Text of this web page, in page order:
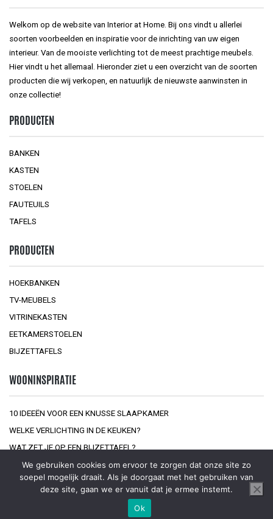
Welkom op de website van Interior at Home. Bij ons vindt u allerlei
soorten voorbeelden en inspiratie voor de inrichting van uw eigen
interieur. Van de mooiste verlichting tot de meest prachtige meubels.
Hier vindt u het allemaal. Hieronder ziet u een overzicht van de soorten
producten die wij verkopen, en natuurlijk de nieuwste aanwinsten in
onze collectie!
PRODUCTEN
BANKEN
KASTEN
STOELEN
FAUTEUILS
TAFELS
PRODUCTEN
HOEKBANKEN
TV-MEUBELS
VITRINEKASTEN
EETKAMERSTOELEN
BIJZETTAFELS
WOONINSPIRATIE
10 IDEEËN VOOR EEN KNUSSE SLAAPKAMER
WELKE VERLICHTING IN DE KEUKEN?
WAT ZET JE OP EEN BIJZETTAFEL?
Interior at Home
We gebruiken cookies om ervoor te zorgen dat onze site zo
soepel mogelijk draait. Als je doorgaat met het gebruiken van
deze site, gaan we er vanuit dat je ermee instemt.
Ok